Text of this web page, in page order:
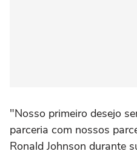
"Nosso primeiro desejo
parceria com nossos
Ronald Johnson durante